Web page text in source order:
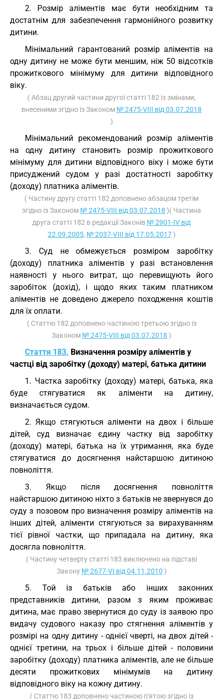
2. Розмір аліментів має бути необхідним та
достатнім для забезпечення гармонійного розвитку
дитини.
Мінімальний гарантований розмір аліментів на
одну дитину не може бути меншим, ніж 50 відсотків
прожиткового мінімуму для дитини відповідного
віку.
( Абзац другий частини другої статті 182 із змінами,
внесеними згідно із Законом № 2475-VIII від 03.07.2018
)
Мінімальний рекомендований розмір аліментів
на одну дитину становить розмір прожиткового
мінімуму для дитини відповідного віку і може бути
присуджений судом у разі достатності заробітку
(доходу) платника аліментів.
( Частину другу статті 182 доповнено абзацом третім
згідно із Законом № 2475-VIII від 03.07.2018 )( Частина
друга статті 182 в редакції Законів № 2901-IV від
22.09.2005, № 2037-VIII від 17.05.2017)
3. Суд не обмежується розміром заробітку
(доходу) платника аліментів у разі встановлення
наявності у нього витрат, що перевищують його
заробіток (дохід), і щодо яких таким платником
аліментів не доведено джерело походження коштів
для їх оплати.
( Статтю 182 доповнено частиною третьою згідно із
Законом № 2475-VIII від 03.07.2018 )
Стаття 183. Визначення розміру аліментів у
частці від заробітку (доходу) матері, батька дитини
1. Частка заробітку (доходу) матері, батька, яка
буде стягуватися як аліменти на дитину,
визначається судом.
2. Якщо стягуються аліменти на двох і більше
дітей, суд визначає єдину частку від заробітку
(доходу) матері, батька на їх утримання, яка буде
стягуватися до досягнення найстаршою дитиною
повноліття.
3. Якщо після досягнення повноліття
найстаршою дитиною ніхто з батьків не звернувся до
суду з позовом про визначення розміру аліментів на
інших дітей, аліменти стягуються за вирахуванням
тієї рівної частки, що припадала на дитину, яка
досягла повноліття.
( Частину четверту статті 183 виключено на підставі
Закону № 2677-VI від 04.11.2010 )
5. Той із батьків або інших законних
представників дитини, разом з яким проживає
дитина, має право звернутися до суду із заявою про
видачу судового наказу про стягнення аліментів у
розмірі на одну дитину - однієї чверті, на двох дітей -
однієї третини, на трьох і більше дітей - половини
заробітку (доходу) платника аліментів, але не більше
десяти прожиткових мінімумів на дитину
відповідного віку на кожну дитину.
( Статтю 183 доповнено частиною п'ятою згідно із